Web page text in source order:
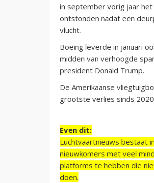
in september vorig jaar
ontstonden nadat een
vlucht.
Boeing leverde in januari
midden van verhoogde
president Donald Trump.
De Amerikaanse
grootste verlies sinds
Even dit:
Luchtvaartnieuws bestaat
nieuwkomers met veel
platforms te hebben die
doen.